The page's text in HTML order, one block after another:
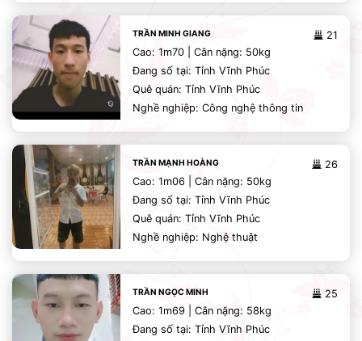
21
TRẦN MINH GIANG
Cao: 1m70 | Cân nặng: 50kg
Đang số tại: Tỉnh Vĩnh Phúc
Quê quán: Tỉnh Vĩnh Phúc
Nghề nghiệp: Công nghệ thông tin
26
TRẦN MẠNH HOÀNG
Cao: 1m06 | Cân nặng: 50kg
Đang số tại: Tỉnh Vĩnh Phúc
Quê quán: Tỉnh Vĩnh Phúc
Nghề nghiệp: Nghệ thuật
25
TRẦN NGỌC MINH
Cao: 1m69 | Cân nặng: 58kg
Đang số tại: Tỉnh Vĩnh Phúc